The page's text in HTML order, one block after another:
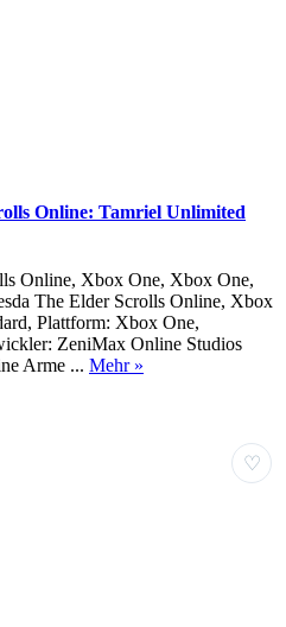
Online: Tamriel Unlimited
Online, Xbox One, Xbox One,
The Elder Scrolls Online, Xbox
Plattform: Xbox One,
ZeniMax Online Studios
Arme ... Mehr »
♡